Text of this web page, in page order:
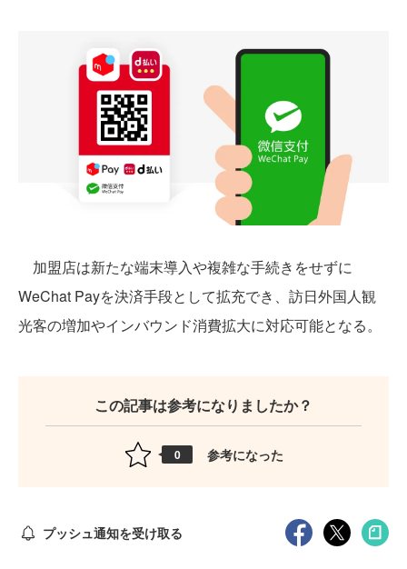
加盟店は新たな端末導入や複雑な手続きをせずに
WeChat Payを決済手段として拡充でき、訪日外国人観
光客の増加やインバウンド消費拡大に対応可能となる。
この記事は参考になりましたか？
0 参考になった
プッシュ通知を受け取る